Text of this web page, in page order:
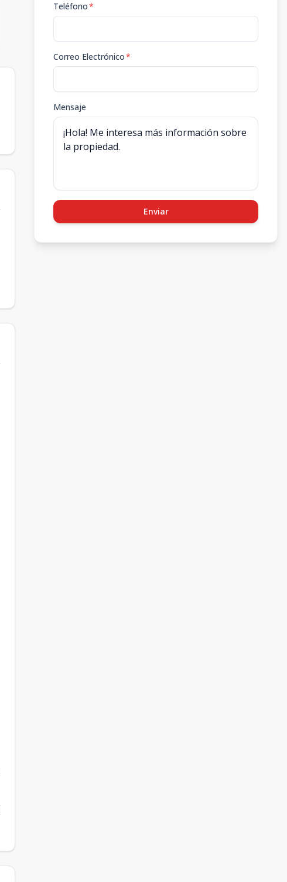
Teléfono*
Correo Electrónico*
Mensaje
Enviar